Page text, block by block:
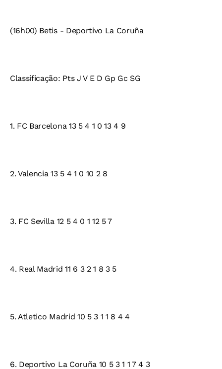
(16h00) Betis - Deportivo La Coruña
Classificação: Pts J V E D Gp Gc SG
1. FC Barcelona 13 5 4 1 0 13 4 9
2. Valencia 13 5 4 1 0 10 2 8
3. FC Sevilla 12 5 4 0 1 12 5 7
4. Real Madrid 11 6 3 2 1 8 3 5
5. Atletico Madrid 10 5 3 1 1 8 4 4
6. Deportivo La Coruña 10 5 3 1 1 7 4 3